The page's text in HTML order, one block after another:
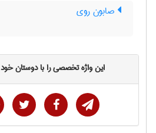
صابون روی
این واژه تخصصی را با دوستان